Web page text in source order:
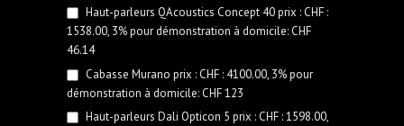
Haut-parleurs QAcoustics Concept 40 prix : CHF :
1538.00, 3% pour démonstration à domicile: CHF
46.14
Cabasse Murano prix : CHF : 4100.00, 3% pour
démonstration à domicile: CHF 123
Haut-parleurs Dali Opticon 5 prix : CHF : 1598.00,